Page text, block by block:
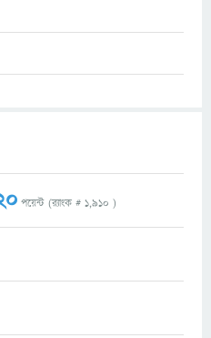
পয়েন্ট (র‌্যাংক # 1,910 )